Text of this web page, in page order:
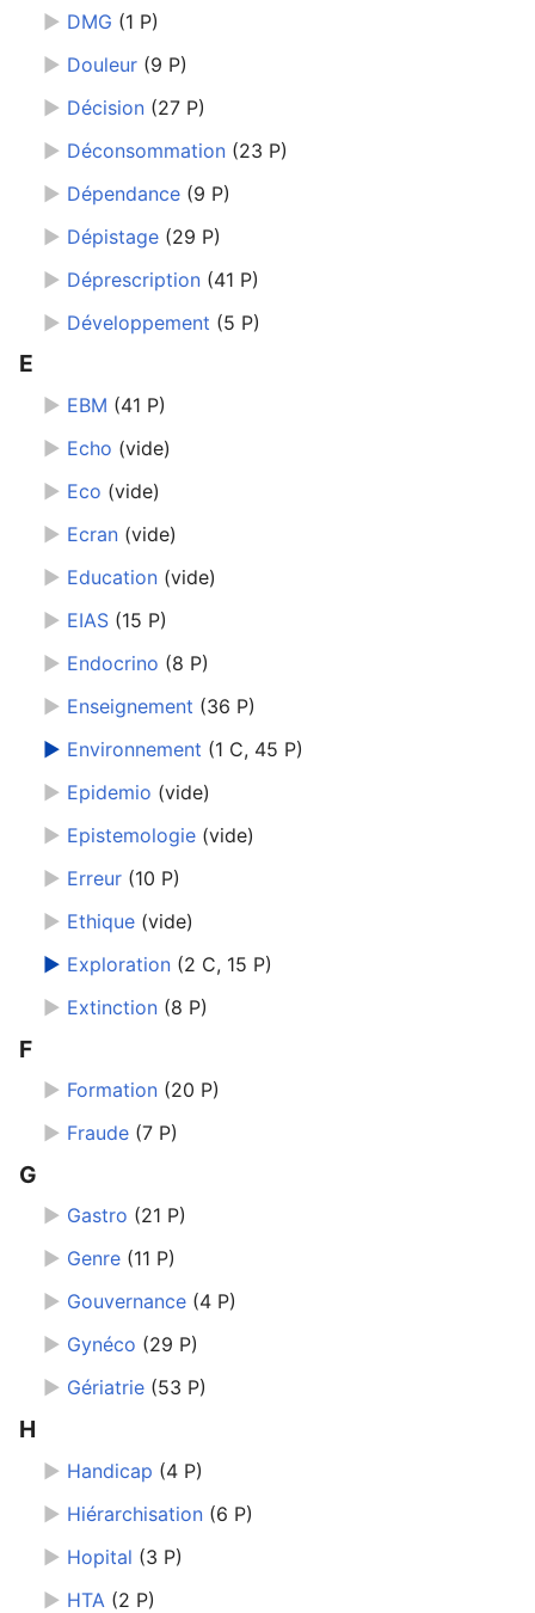
► DMG (1 P)
► Douleur (9 P)
► Décision (27 P)
► Déconsommation (23 P)
► Dépendance (9 P)
► Dépistage (29 P)
► Déprescription (41 P)
► Développement (5 P)
E
► EBM (41 P)
► Echo (vide)
► Eco (vide)
► Ecran (vide)
► Education (vide)
► EIAS (15 P)
► Endocrino (8 P)
► Enseignement (36 P)
► Environnement (1 C, 45 P)
► Epidemio (vide)
► Epistemologie (vide)
► Erreur (10 P)
► Ethique (vide)
► Exploration (2 C, 15 P)
► Extinction (8 P)
F
► Formation (20 P)
► Fraude (7 P)
G
► Gastro (21 P)
► Genre (11 P)
► Gouvernance (4 P)
► Gynéco (29 P)
► Gériatrie (53 P)
H
► Handicap (4 P)
► Hiérarchisation (6 P)
► Hopital (3 P)
► HTA (2 P)